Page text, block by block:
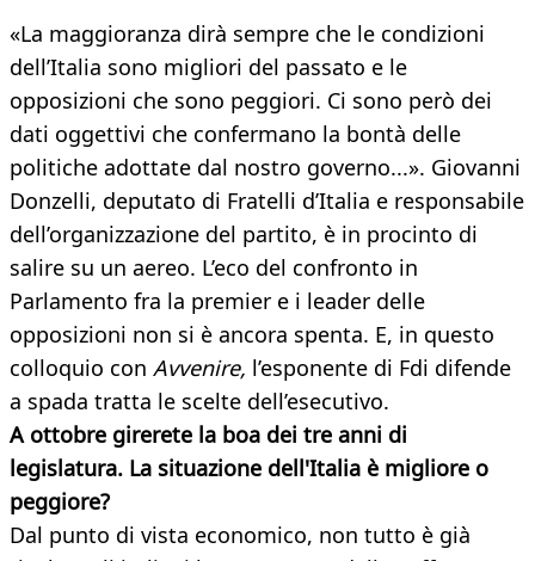
«La maggioranza dirà sempre che le condizioni
dell’Italia sono migliori del passato e le
opposizioni che sono peggiori. Ci sono però dei
dati oggettivi che confermano la bontà delle
politiche adottate dal nostro governo...». Giovanni
Donzelli, deputato di Fratelli d’Italia e responsabile
dell’organizzazione del partito, è in procinto di
salire su un aereo. L’eco del confronto in
Parlamento fra la premier e i leader delle
opposizioni non si è ancora spenta. E, in questo
colloquio con Avvenire, l’esponente di Fdi difende
a spada tratta le scelte dell’esecutivo.
A ottobre girerete la boa dei tre anni di
legislatura. La situazione dell'Italia è migliore o
peggiore?
Dal punto di vista economico, non tutto è già